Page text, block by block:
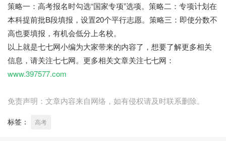
策略一： 高考报名时勾选“国家专项”选项。 策略二： 专项计划在
本科提前批B段填报，设置20个平行志愿。 策略三： 即使分数不
高也要填报，有机会低分上名校。
以上就是七七网小编为大家带来的内容了，想要了解更多相关
信息，请关注七七网。更多相关文章关注七七网：
www.397577.com
免责声明：文章内容来自网络，如有侵权请及时联系删除。
标签： 高考